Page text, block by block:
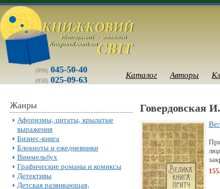
(098) 045-50-40
(050) 025-09-63 Каталог Авторы
Жанры
Афоризмы, цитаты, крылатые
выражения
Бизнес-книга
Блокноты и ежедневники
Виммельбух
Графические романы и комиксы
Детективы
Детская развивающая,
Говердовская И.